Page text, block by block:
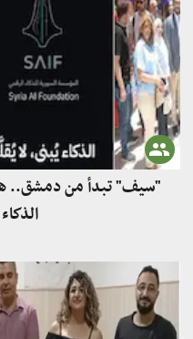
"سيف" تبدأ من دمشق..